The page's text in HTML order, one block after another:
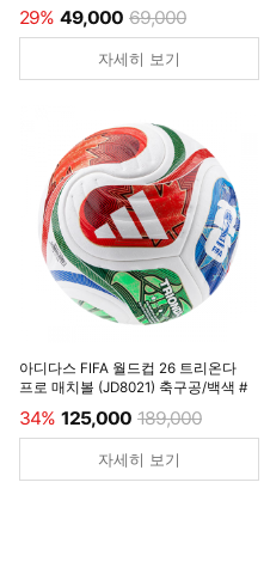
29% 49,000 69,000
자세히 보기
아디다스 FIFA 월드컵 26 트리온다
프로 매치볼 (JD8021) 축구공/백색 #
34% 125,000 189,000
자세히 보기